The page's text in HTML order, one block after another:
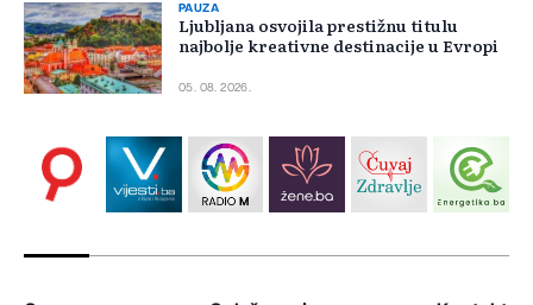
PAUZA
Ljubljana osvojila prestižnu titulu
najbolje kreativne destinacije u Evropi
05. 08. 2026.